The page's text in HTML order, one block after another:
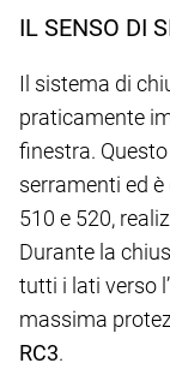
IL SENSO DI
Il sistema di
praticamente
finestra.
serramenti ed
510 e 520,
Durante la
tutti i lati verso
massima
RC3.